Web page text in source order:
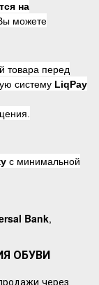
на
можете
товара перед
систему LiqPay
с минимальной
Bank,
ОБУВИ
через